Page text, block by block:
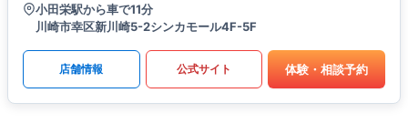
小田栄駅から車で11分
川崎市幸区新川崎5-2シンカモール4F-5F
店舗情報 公式サイト 体験・相談予約